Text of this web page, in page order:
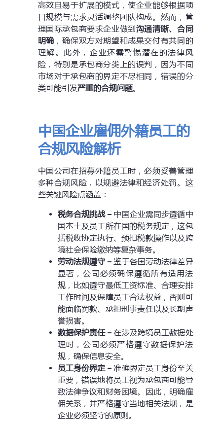
高效且易于扩展的模式，使企业能够根据项
目规模与需求灵活调整团队构成。然而，管
理国际承包商要求企业做到 沟通清晰、合同
明确 ，确保双方对期望和成果交付有共同的
理解。此外，企业还需警惕潜在的法律风
险，特别是承包商分类上的误判，因为不同
市场对于承包商的界定不尽相同，错误的分
类可能引发严重的合规问题。
中国企业雇佣外籍员工的
合规风险解析
中国公司在招募外籍员工时，必须妥善管理
多种合规风险，以规避法律和经济处罚。这
些关键风险点涵盖：
税务合规挑战 – 中国企业需同步遵循中
国本土及员工所在国的税务规定，这包
括税收协定执行、预扣税款操作以及跨
境社会保险缴纳等复杂事务。
劳动法规遵守 – 鉴于各国劳动法律差异
显著，公司必须确保遵循所有适用法
规，比如遵守最低工资标准、合理安排
工作时间及保障员工合法权益，否则可
能面临罚款、承担刑事责任以及长期声
誉损害。
数据保护责任 – 在涉及跨境员工数据处
理时，公司必须严格遵守数据保护法
规，确保信息安全。
员工身份界定 – 准确界定员工身份至关
重要，错误地将员工视为承包商可能导
致法律争议和财务困境。因此，明确雇
佣关系，并严格遵守当地相关法规，是
企业必须坚守的原则。